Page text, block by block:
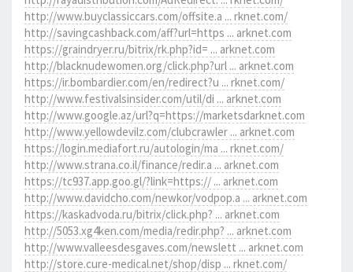
http://www.buyclassiccars.com/offsite.a ... rknet.com/
http://savingcashback.com/aff?url=https ... arknet.com
https://graindryer.ru/bitrix/rk.php?id= ... arknet.com
http://blacknudewomen.org/click.php?url ... arknet.com
https://ir.bombardier.com/en/redirect?u ... rknet.com/
http://www.festivalsinsider.com/util/di ... arknet.com
http://www.google.az/url?q=https://marketsdarknet.com
http://www.yellowdevilz.com/clubcrawler ... arknet.com
https://login.mediafort.ru/autologin/ma ... rknet.com/
http://www.strana.co.il/finance/redir.a ... arknet.com
https://tc937.app.goo.gl/?link=https:// ... arknet.com
http://www.davidcho.com/newkor/vodpop.a ... arknet.com
https://kaskadvoda.ru/bitrix/click.php? ... arknet.com
http://5053.xg4ken.com/media/redir.php? ... arknet.com
http://www.valleesdesgaves.com/newslett ... arknet.com
http://store.cure-medical.net/shop/disp ... rknet.com/